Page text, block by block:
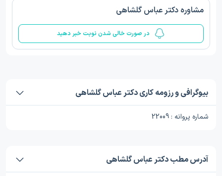
مشاوره دکتر عباس گلشاهی
در صورت خالی شدن نوبت خبر دهید
بیوگرافی و رزومه کاری دکتر عباس گلشاهی
شماره پروانه : 22009
آدرس مطب دکتر عباس گلشاهی